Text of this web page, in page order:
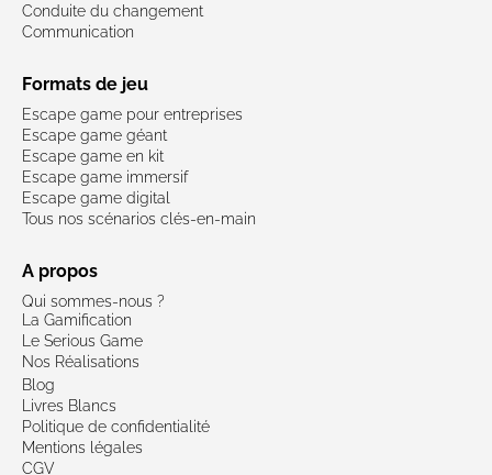
Conduite du changement
Communication
Formats de jeu
Escape game pour entreprises
Escape game géant
Escape game en kit
Escape game immersif
Escape game digital
Tous nos scénarios clés-en-main
A propos
Qui sommes-nous ?
La Gamification
Le Serious Game
Nos Réalisations
Blog
Livres Blancs
Politique de confidentialité
Mentions légales
CGV